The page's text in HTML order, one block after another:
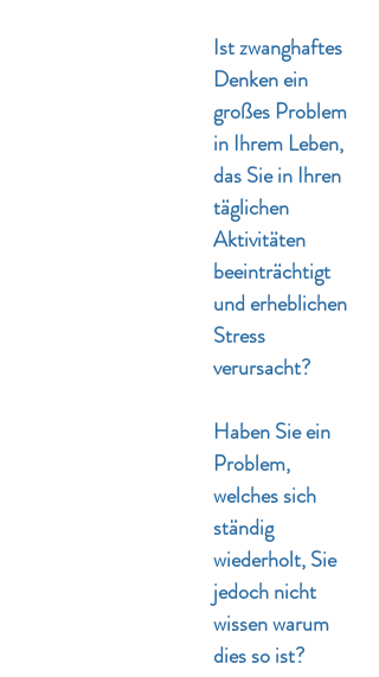
Ist zwanghaftes
Denken ein
großes Problem
in Ihrem Leben,
das Sie in Ihren
täglichen
Aktivitäten
beeinträchtigt
und erheblichen
Stress
verursacht?
Haben Sie ein
Problem,
welches sich
ständig
wiederholt, Sie
jedoch nicht
wissen warum
dies so ist?